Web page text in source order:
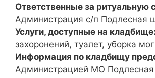
Ответственные за ритуальную
Администрация с/п Подлесная
Услуги, доступные на кладбище:
захоронений, туалет, уборка
Информация по кладбищу
Администрацией МО